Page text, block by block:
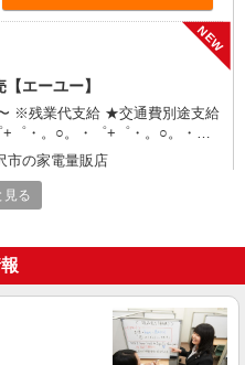
NEW
エーユー】
※残業代支給 ★交通費別途支給
給(規定有) お友達を紹介
ブ支給(規定有) ★月2回払
規程有）★ ゜・。○。・゜
+゜
市の家電量販店
くなれる携帯販売【楽天モバ
〜 ※残業代支給 ★交通費別途支
見る